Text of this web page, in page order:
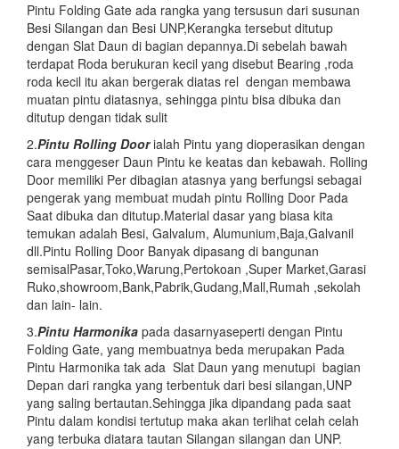
Pintu Folding Gate ada rangka yang tersusun dari susunan
Besi Silangan dan Besi UNP,Kerangka tersebut ditutup
dengan Slat Daun di bagian depannya.Di sebelah bawah
terdapat Roda berukuran kecil yang disebut Bearing ,roda
roda kecil itu akan bergerak diatas rel dengan membawa
muatan pintu diatasnya, sehingga pintu bisa dibuka dan
ditutup dengan tidak sulit
2.Pintu Rolling Doorialah Pintu yang dioperasikan dengan
cara menggeser Daun Pintu ke keatas dan kebawah. Rolling
Door memiliki Per dibagian atasnya yang berfungsi sebagai
pengerak yang membuat mudah pintu Rolling Door Pada
Saat dibuka dan ditutup.Material dasar yang biasa kita
temukan adalah Besi, Galvalum, Alumunium,Baja,Galvanil
dll.Pintu Rolling Door Banyak dipasang di bangunan
semisalPasar,Toko,Warung,Pertokoan ,Super Market,Garasi
Ruko,showroom,Bank,Pabrik,Gudang,Mall,Rumah ,sekolah
dan lain- lain.
3.Pintu Harmonika pada dasarnyaseperti dengan Pintu
Folding Gate, yang membuatnya beda merupakan Pada
Pintu Harmonika tak ada Slat Daun yang menutupi bagian
Depan dari rangka yang terbentuk dari besi silangan,UNP
yang saling bertautan.Sehingga jika dipandang pada saat
Pintu dalam kondisi tertutup maka akan terlihat celah celah
yang terbuka diatara tautan Silangan silangan dan UNP.